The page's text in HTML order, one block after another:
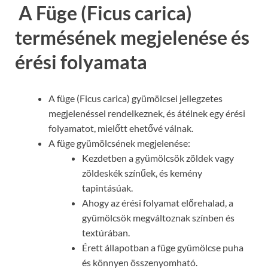
A Füge (Ficus carica)
termésének megjelenése és
érési folyamata
A füge (Ficus carica) gyümölcsei jellegzetes
megjelenéssel rendelkeznek, és átélnek egy érési
folyamatot, mielőtt ehetővé válnak.
A füge gyümölcsének megjelenése:
Kezdetben a gyümölcsök zöldek vagy
zöldeskék színűek, és kemény
tapintásúak.
Ahogy az érési folyamat előrehalad, a
gyümölcsök megváltoznak színben és
textúrában.
Érett állapotban a füge gyümölcse puha
és könnyen összenyomható.